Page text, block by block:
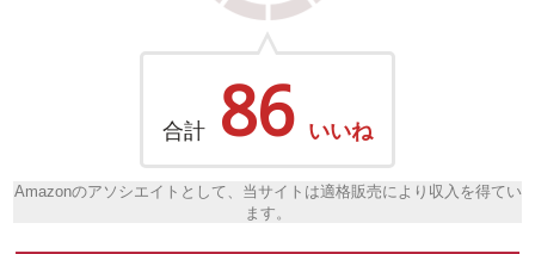
合計 86 いいね
Amazonのアソシエイトとして、当サイトは適格販売により収入を得てい
ます。